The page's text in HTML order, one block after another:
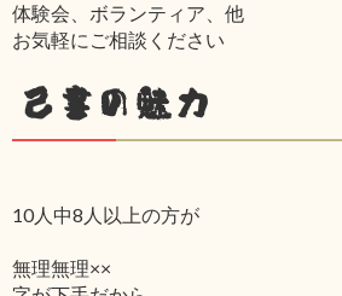
体験会、ボランティア、他
お気軽にご相談ください
己書の魅力
10人中8人以上の方が
無理無理××